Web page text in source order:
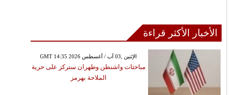
الأخبار الأكثر قراءة
GMT 14:35 2026 الإثنين ,03 آب / أغسطس
مباحثات واشنطن وطهران ستركز على حرية
الملاحة بهرمز